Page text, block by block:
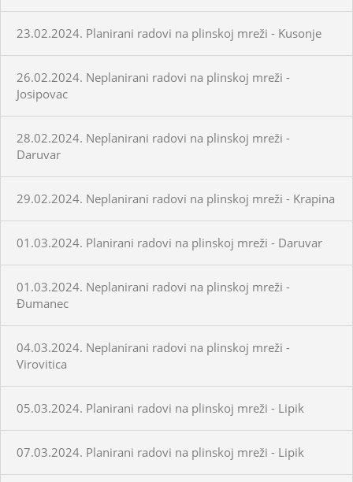
23.02.2024. Planirani radovi na plinskoj mreži - Kusonje
26.02.2024. Neplanirani radovi na plinskoj mreži -
Josipovac
28.02.2024. Neplanirani radovi na plinskoj mreži -
Daruvar
29.02.2024. Neplanirani radovi na plinskoj mreži - Krapina
01.03.2024. Planirani radovi na plinskoj mreži - Daruvar
01.03.2024. Neplanirani radovi na plinskoj mreži -
Đumanec
04.03.2024. Neplanirani radovi na plinskoj mreži -
Virovitica
05.03.2024. Planirani radovi na plinskoj mreži - Lipik
07.03.2024. Planirani radovi na plinskoj mreži - Lipik